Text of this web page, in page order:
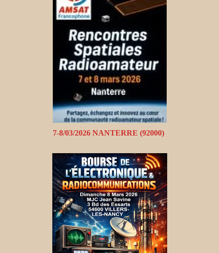
7-8/03/2026 NANTERRE (92000)